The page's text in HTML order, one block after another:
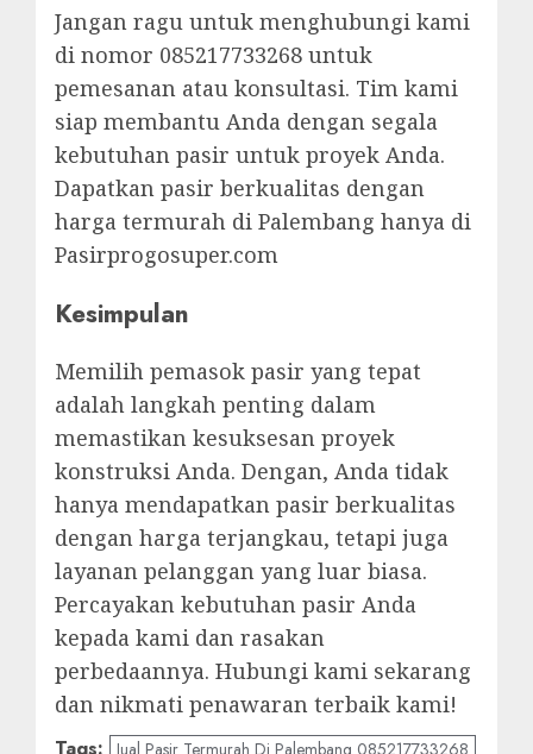
Jangan ragu untuk menghubungi kami
di nomor 085217733268 untuk
pemesanan atau konsultasi. Tim kami
siap membantu Anda dengan segala
kebutuhan pasir untuk proyek Anda.
Dapatkan pasir berkualitas dengan
harga termurah di Palembang hanya di
Pasirprogosuper.com
Kesimpulan
Memilih pemasok pasir yang tepat
adalah langkah penting dalam
memastikan kesuksesan proyek
konstruksi Anda. Dengan, Anda tidak
hanya mendapatkan pasir berkualitas
dengan harga terjangkau, tetapi juga
layanan pelanggan yang luar biasa.
Percayakan kebutuhan pasir Anda
kepada kami dan rasakan
perbedaannya. Hubungi kami sekarang
dan nikmati penawaran terbaik kami!
Tags: Jual Pasir Termurah Di Palembang 085217733268